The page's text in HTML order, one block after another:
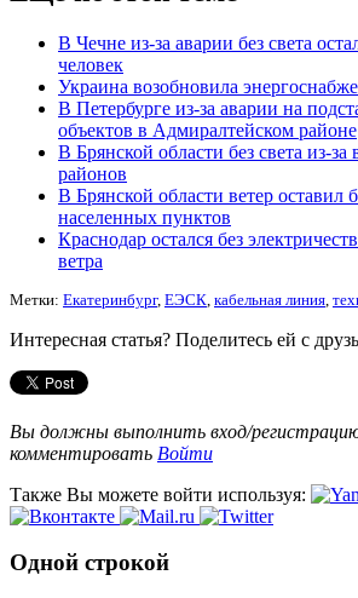
В Чечне из-за аварии без света
человек
Украина возобновила
В Петербурге из-за аварии на
объектов в Адмиралтейском районе
В Брянской области без света из-за
районов
В Брянской области ветер оставил
населенных пунктов
Краснодар остался без
ветра
Метки: Екатеринбург, ЕЭСК кабельная линия
Интересная статья? Поделитесь ей с
Вы должны выполнить вход/
комментировать Войти
Также Вы можете войти используя:
Одной строкой